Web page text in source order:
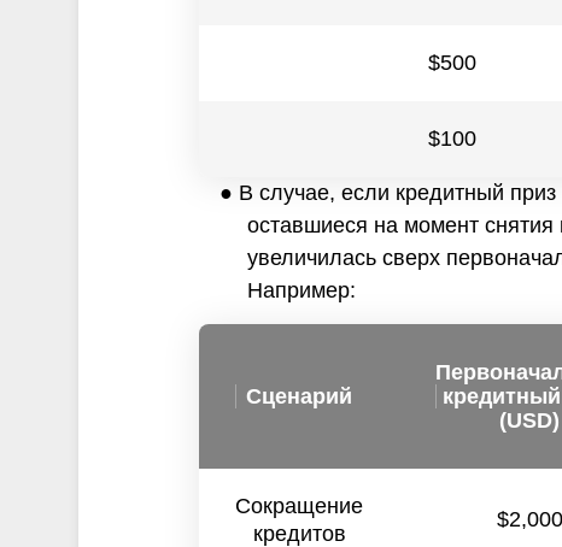
$500
$100
● В случае, если кредитный
оставшиеся на момент
увеличилась сверх
Например:
Сценарий
(USD)
Сокращение
кредитов
$2,000